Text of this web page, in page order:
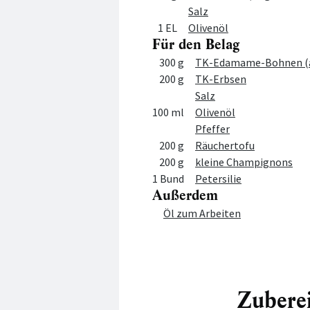
Salz
1 EL
Olivenöl
Für den Belag
Menge Zutat
300 g
TK-Edamame-Bohnen
200 g
TK-Erbsen
Salz
100 ml
Olivenöl
Pfeffer
200 g
Räuchertofu
200 g
kleine Champignons
1 Bund
Petersilie
Außerdem
MengeZutat
Öl zum Arbeiten